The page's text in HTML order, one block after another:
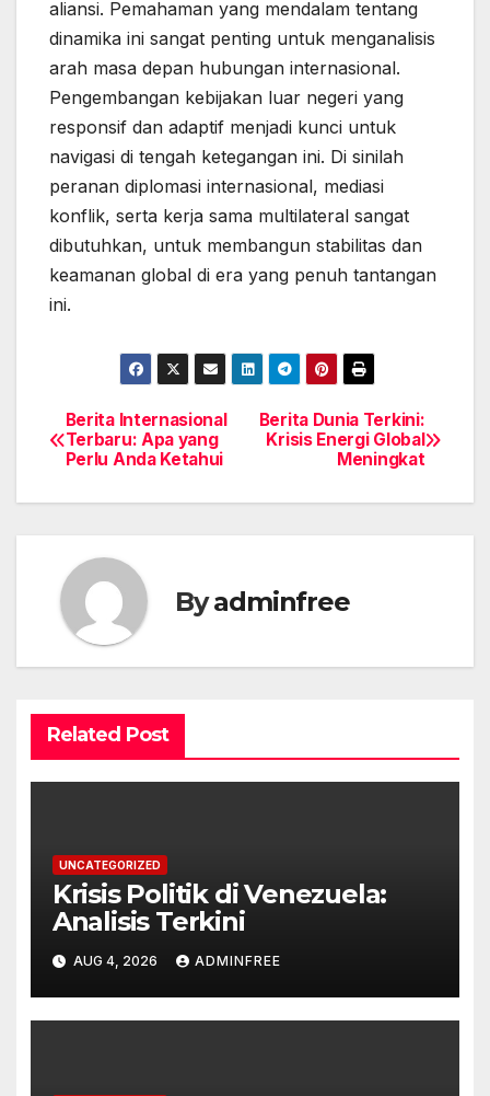
aliansi. Pemahaman yang mendalam tentang
dinamika ini sangat penting untuk menganalisis
arah masa depan hubungan internasional.
Pengembangan kebijakan luar negeri yang
responsif dan adaptif menjadi kunci untuk
navigasi di tengah ketegangan ini. Di sinilah
peranan diplomasi internasional, mediasi
konflik, serta kerja sama multilateral sangat
dibutuhkan, untuk membangun stabilitas dan
keamanan global di era yang penuh tantangan
ini.
Post
navigation
Berita Dunia Terkini:
Krisis Energi Global
Meningkat
Berita Internasional
Terbaru: Apa yang
Perlu Anda Ketahui
Byadminfree
Related Post
UNCATEGORIZED
Krisis Politik di Venezuela:
Analisis Terkini
AUG 4, 2026 ADMINFREE